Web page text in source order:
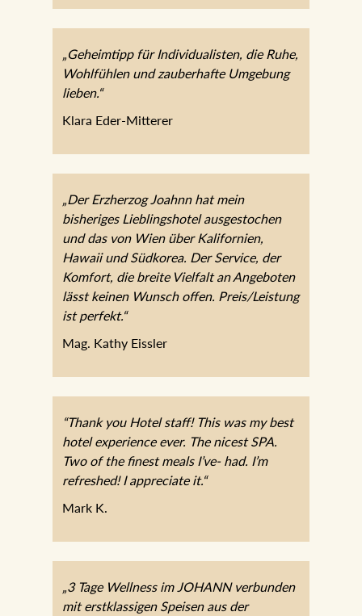
„Geheimtipp für Individualisten, die Ruhe,
Wohlfühlen und zauberhafte Umgebung
lieben.“
Klara Eder-Mitterer
„Der Erzherzog Joahnn hat mein
bisheriges Lieblingshotel ausgestochen
und das von Wien über Kalifornien,
Hawaii und Südkorea. Der Service, der
Komfort, die breite Vielfalt an Angeboten
lässt keinen Wunsch offen. Preis/Leistung
ist perfekt.“
Mag. Kathy Eissler
“Thank you Hotel staff! This was my best
hotel experience ever. The nicest SPA.
Two of the finest meals I’ve- had. I’m
refreshed! I appreciate it.“
Mark K.
„3 Tage Wellness im JOHANN verbunden
mit erstklassigen Speisen aus der